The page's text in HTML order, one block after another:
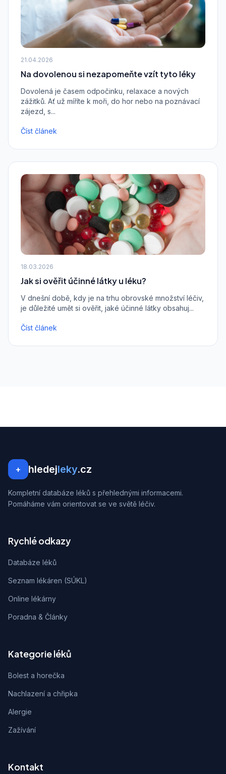
21.04.2026
Na dovolenou si nezapomeňte vzít tyto léky
Dovolená je časem odpočinku, relaxace a nových
zážitků. Ať už míříte k moři, do hor nebo na poznávací
zájezd, s...
Číst článek
18.03.2026
Jak si ověřit účinné látky u léku?
V dnešní době, kdy je na trhu obrovské množství léčiv,
je důležité umět si ověřit, jaké účinné látky obsahuj...
Číst článek
+ hledejleky.cz
Kompletní databáze léků s přehlednými informacemi.
Pomáháme vám orientovat se ve světě léčiv.
Rychlé odkazy
Databáze léků
Seznam lékáren (SÚKL)
Online lékárny
Poradna & Články
Kategorie léků
Bolest a horečka
Nachlazení a chřipka
Alergie
Zažívání
Kontakt